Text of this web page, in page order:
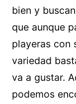
bien y
que aunque
playeras con
variedad
va a gustar.
podemos